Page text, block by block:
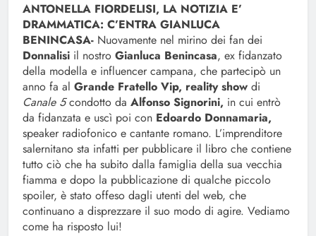
ANTONELLA FIORDELISI, LA NOTIZIA E’
DRAMMATICA: C’ENTRA GIANLUCA
BENINCASA- Nuovamente nel mirino dei fan dei
Donnalisi il nostro Gianluca Benincasa, ex fidanzato
della modella e influencer campana, che partecipò un
anno fa al Grande Fratello Vip, reality show di
Canale 5condotto da Alfonso Signorini, in cui entrò
da fidanzata e uscì poi con Edoardo Donnamaria,
speaker radiofonico e cantante romano. L’imprenditore
salernitano sta infatti per pubblicare il libro che contiene
tutto ciò che ha subito dalla famiglia della sua vecchia
fiamma e dopo la pubblicazione di qualche piccolo
spoiler, è stato offeso dagli utenti del web, che
continuano a disprezzare il suo modo di agire. Vediamo
come ha risposto lui!